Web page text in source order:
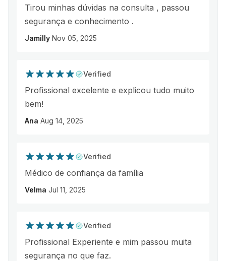
Tirou minhas dúvidas na consulta , passou
segurança e conhecimento .
Jamilly Nov 05, 2025
Verified
Profissional excelente e explicou tudo muito
bem!
Ana Aug 14, 2025
Verified
Médico de confiança da família
Velma Jul 11, 2025
Verified
Profissional Experiente e mim passou muita
segurança no que faz.